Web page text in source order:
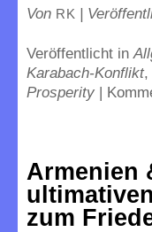
Von RK |
Veröffentlicht in
Karabach-Konflikt,
Prosperity |
Armenien
zum